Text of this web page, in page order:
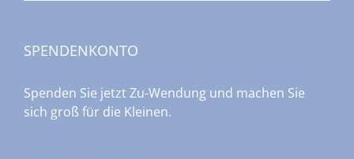
SPENDENKONTO
Spenden Sie jetzt Zu-Wendung und machen Sie
sich groß für die Kleinen.